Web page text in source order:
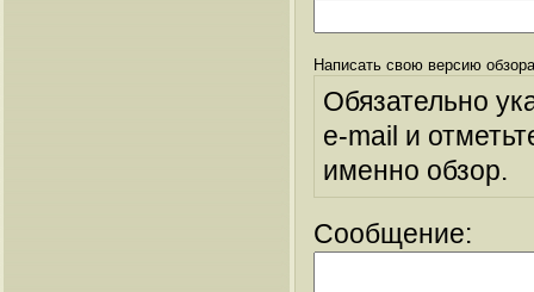
Написать свою версию
Обязательно
e-mail и
именно обзор.
Сообщение: